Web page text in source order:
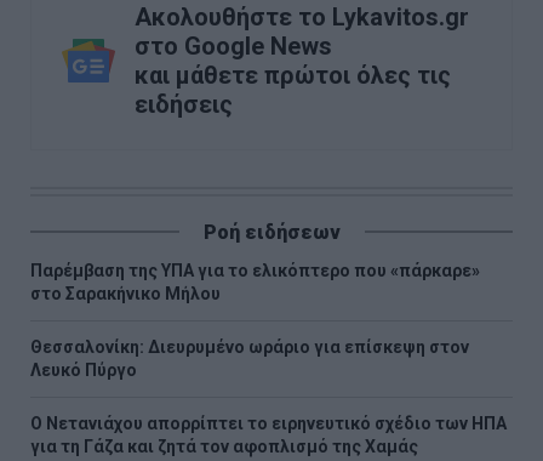
Ακολουθήστε το Lykavitos.gr
στο Google News
και μάθετε πρώτοι όλες τις
ειδήσεις
Ροή ειδήσεων
Παρέμβαση της ΥΠΑ για το ελικόπτερο που «πάρκαρε»
στο Σαρακήνικο Μήλου
Θεσσαλονίκη: Διευρυμένο ωράριο για επίσκεψη στον
Λευκό Πύργο
Ο Νετανιάχου απορρίπτει το ειρηνευτικό σχέδιο των ΗΠΑ
για τη Γάζα και ζητά τον αφοπλισμό της Χαμάς